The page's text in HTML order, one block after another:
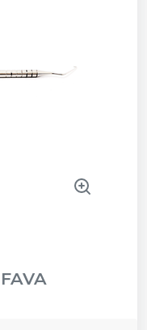
FAVA